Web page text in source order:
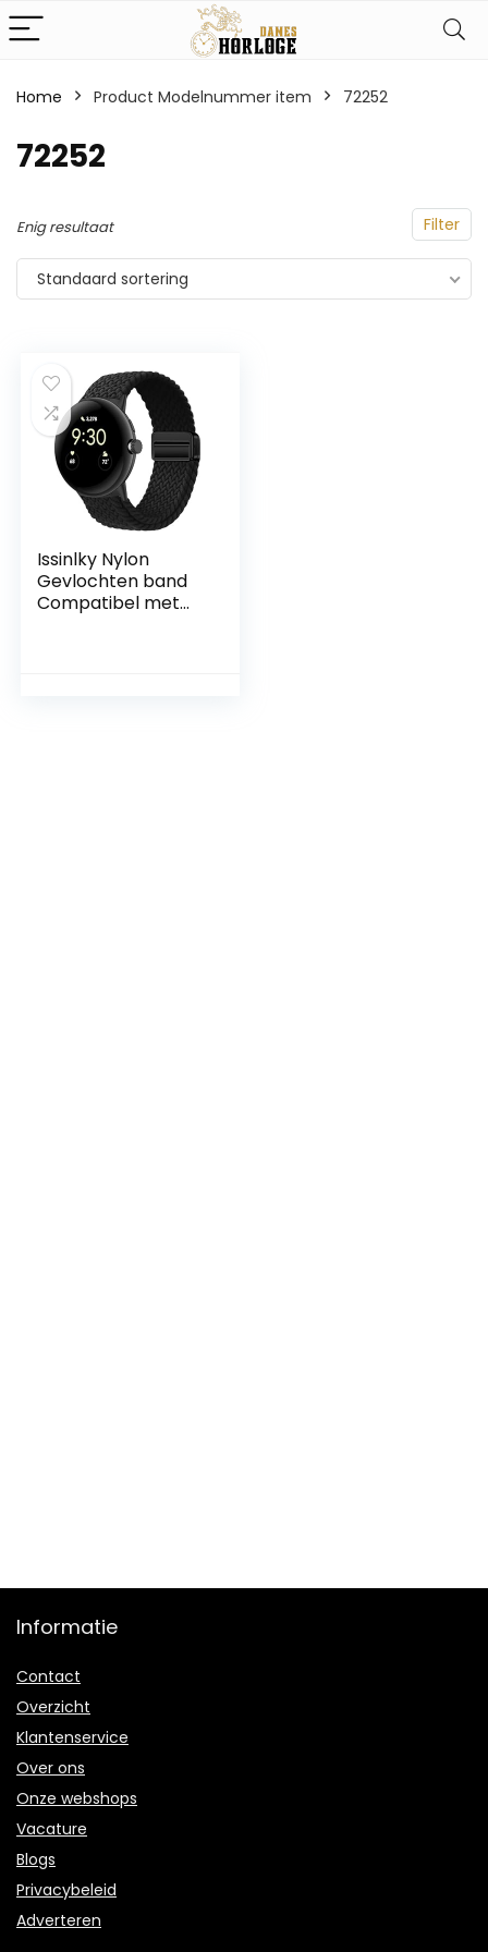
Home Product Modelnummer item ‎72252
‎72252
Filter
Enig resultaat
Standaard sortering
Issinlky Nylon
Gevlochten band
Compatibel met
Informatie
Contact
Overzicht
Klantenservice
Over ons
Onze webshops
Vacature
Blogs
Privacybeleid
Adverteren